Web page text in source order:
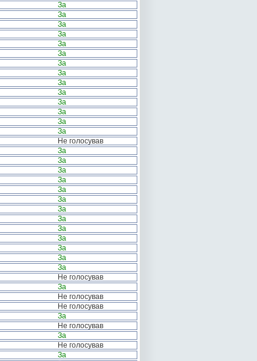
За
За
За
За
За
За
За
За
За
За
За
За
За
За
Не голосував
За
За
За
За
За
За
За
За
За
За
За
За
За
Не голосував
За
Не голосував
Не голосував
За
Не голосував
За
Не голосував
За